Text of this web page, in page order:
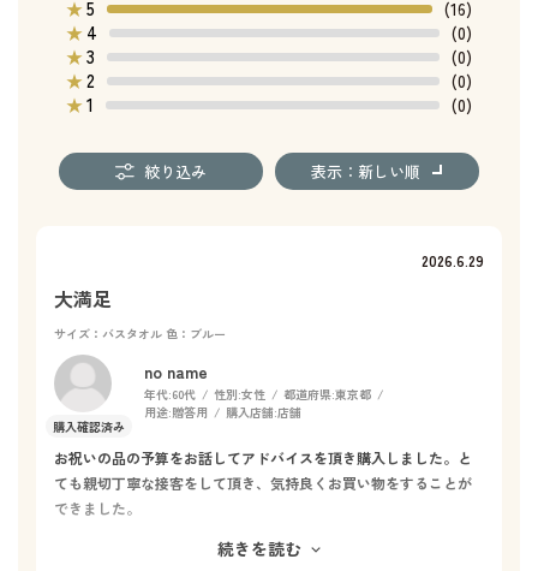
★5
(16)
★ 4
(0)
★3
(0)
★2
(0)
★1 (0)
絞り込み 表示：新しい順
2026.6.29
大満足
サイズ：バスタオル 色：ブルー
no name
年代:60代 性別:女性 都道府県:東京都
用途:贈答用 購入店舗:店舗
お祝いの品の予算をお話してアドバイスを頂き購入しました。と
ても親切丁寧な接客をして頂き、気持良くお買い物をすることが
できました。
ありますが、ホットマンさんはラッピングもとても丁寧で綺麗で
続きを読む